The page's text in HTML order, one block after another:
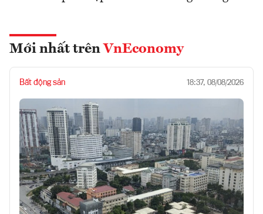
Mới nhất trên VnEconomy
Bất động sản 18:37, 08/08/2026